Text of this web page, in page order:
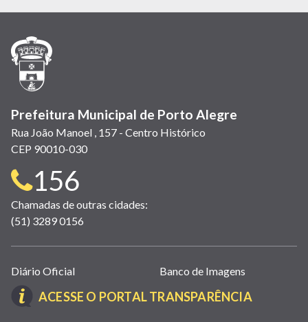
em
janela)
em
em
(link
em
em
em
Prefeitura Municipal de Porto Alegre
Rua João Manoel , 157 - Centro Histórico
CEP 90010-030
Telefone
para
contato:
156
Chamadas de outras cidades:
(51) 3289 0156
Links
úteis
(abrem
Diário Oficial Banco de Imagens
ACESSE O PORTAL TRANSPARÊNCIA(LINK